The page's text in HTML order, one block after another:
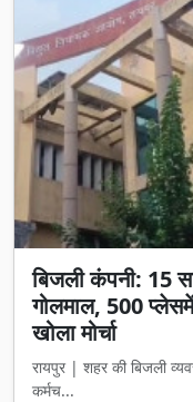
बिजली कंपनी: 15
गोलमाल, 500
खोला मोर्चा
रायपुर | शहर की बिजली
कर्मच...